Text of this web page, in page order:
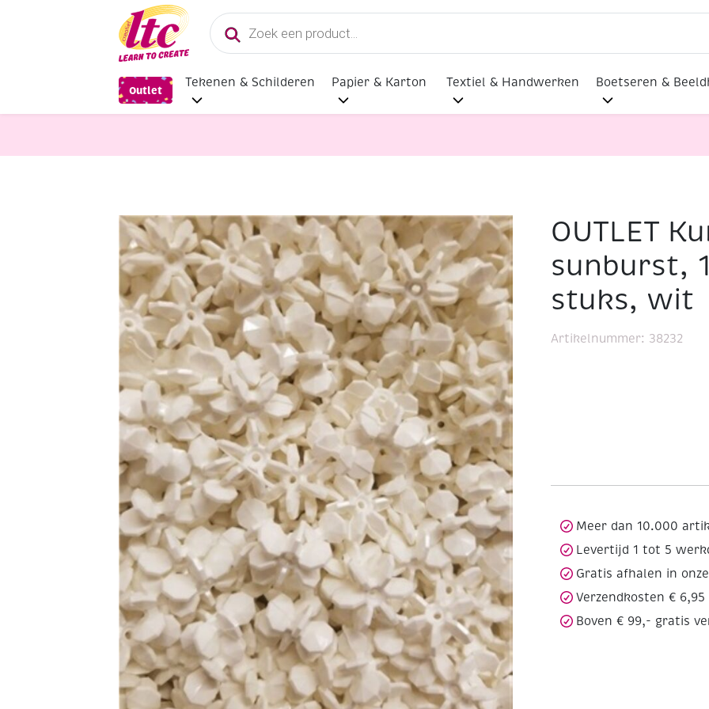
Producten
zoeken
Outlet
Tekenen & Schilderen Papier & Karton Textiel & Handwerken Boetseren &
Sieraden maken OUTLET Kunststof kralen sunburst, 18 mm, 100 stuks, witOUTLET
sunburst,
stuks, wit
Artikelnummer: 38232
Meer dan 10.000
Levertijd 1 tot 5
Gratis afhalen in
Verzendkosten € 6,95
Boven € 99,- gratis